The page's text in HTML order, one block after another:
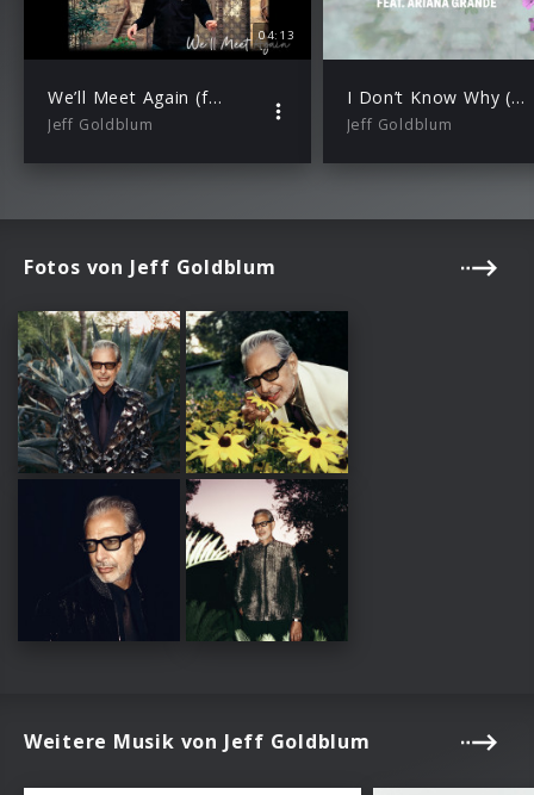
04:13
We’ll Meet Again (feat. Cynthia Erivo)
Jeff Goldblum
I Don’t Know Why (I Just Do) – feat. Ariana Grande
Jeff Goldblum
Fotos von Jeff Goldblum
Weitere Musik von Jeff Goldblum